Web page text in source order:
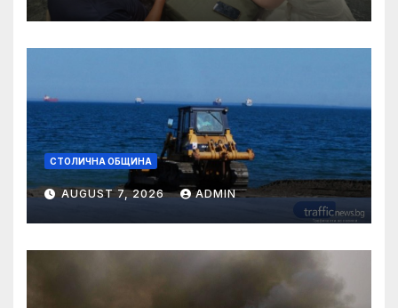
СТОЛИЧНА ОБЩИНА
AUGUST 7, 2026 ADMIN